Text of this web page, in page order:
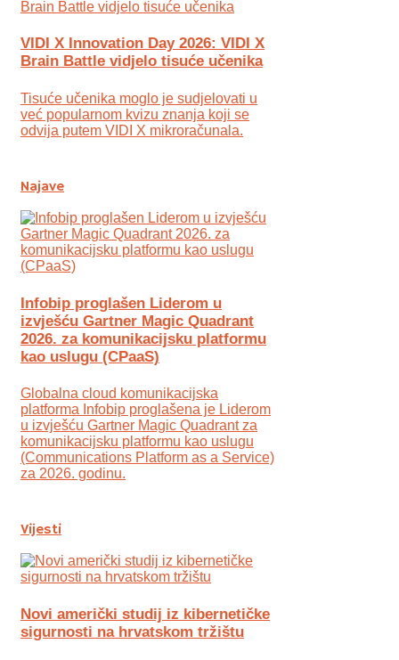
VIDI X Innovation Day 2026: VIDI X
Brain Battle vidjelo tisuće učenika
Tisuće učenika moglo je sudjelovati u
već popularnom kvizu znanja koji se
odvija putem VIDI X mikroračunala.
Najave
Infobip proglašen Liderom u
izvješću Gartner Magic Quadrant
2026. za komunikacijsku platformu
kao uslugu (CPaaS)
Globalna cloud komunikacijska
platforma Infobip proglašena je Liderom
u izvješću Gartner Magic Quadrant za
komunikacijsku platformu kao uslugu
(Communications Platform as a Service)
za 2026. godinu.
Vijesti
Novi američki studij iz kibernetičke
sigurnosti na hrvatskom tržištu